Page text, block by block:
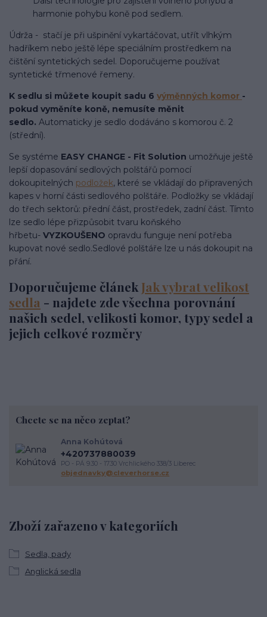
harmonie pohybu koně pod sedlem.
Údrža - stačí je při ušpinění vykartáčovat, utřít vlhkým
hadříkem nebo ještě lépe speciálním prostředkem na
čištění syntetických sedel. Doporučujeme používat
syntetické třmenové řemeny.
K sedlu si můžete koupit sadu 6 výměnných komor -
pokud vyměníte koně, nemusíte měnit
sedlo. Automaticky je sedlo dodáváno s komorou č. 2
(střední).
Se systéme EASY CHANGE - Fit Solution umožňuje ještě
lepší dopasování sedlových polštářů pomocí
dokoupitelných podložek, které se vkládají do připravených
kapes v horní části sedlového polštáře. Podložky se vkládají
do třech sektorů: přední část, prostředek, zadní část. Tímto
lze sedlo lépe přizpůsobit tvaru koňského
hřbetu- VYZKOUŠENO opravdu funguje není potřeba
kupovat nové sedlo.Sedlové polštáře lze u nás dokoupit na
přání.
Doporučujeme článek Jak vybrat velikost
sedla - najdete zde všechna porovnání
našich sedel, velikosti komor, typy sedel a
jejich celkové rozměry
Zboží zařazeno v kategoriích
Sedla, pady
Anglická sedla
Chcete se na něco zeptat?
Anna Kohútová
+420737880039
PO - PÁ 9.30 - 17.30 Vrchlického 338/3 Liberec
objednavky@cleverhorse.cz